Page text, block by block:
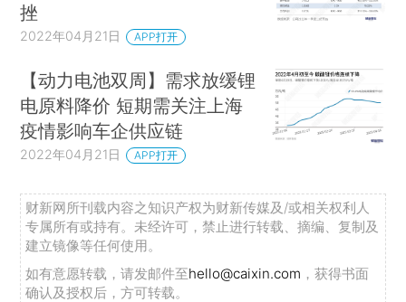
挫
2022年04月21日 APP打开
【动力电池双周】需求放缓锂
电原料降价 短期需关注上海
疫情影响车企供应链
2022年04月21日 APP打开
财新网所刊载内容之知识产权为财新传媒及/或相关权利人
专属所有或持有。未经许可，禁止进行转载、摘编、复制及
建立镜像等任何使用。
如有意愿转载，请发邮件至hello@caixin.com ，获得书面
确认及授权后，方可转载。